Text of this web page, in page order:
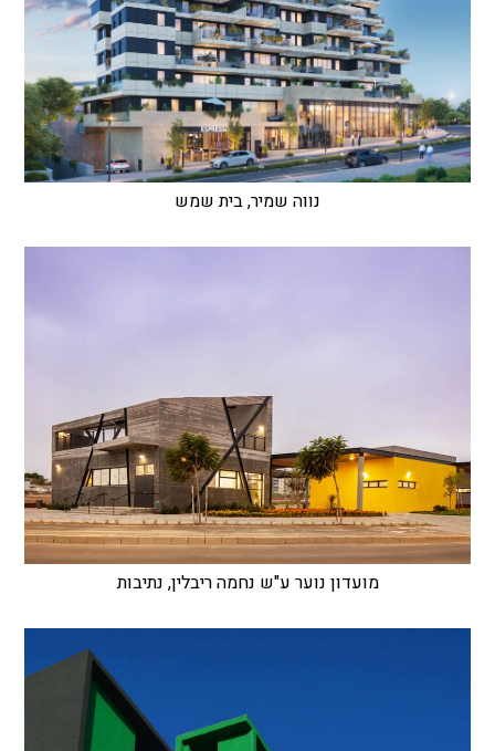
נווה שמיר, בית שמש
מועדון נוער ע"ש נחמה ריבלין, נתיבות